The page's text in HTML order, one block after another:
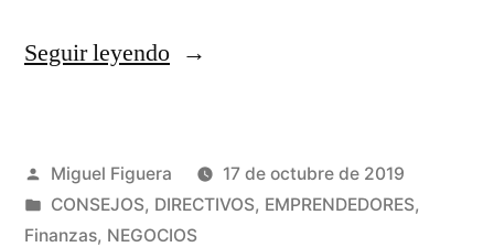
Seguir leyendo«¿Puedo
negocio
más
Publicado
por
Miguel Figuera
17 de octubre de 2019
Publicado
en
CONSEJOS, DIRECTIVOS, EMPRENDEDORES,
Finanzas, NEGOCIOS